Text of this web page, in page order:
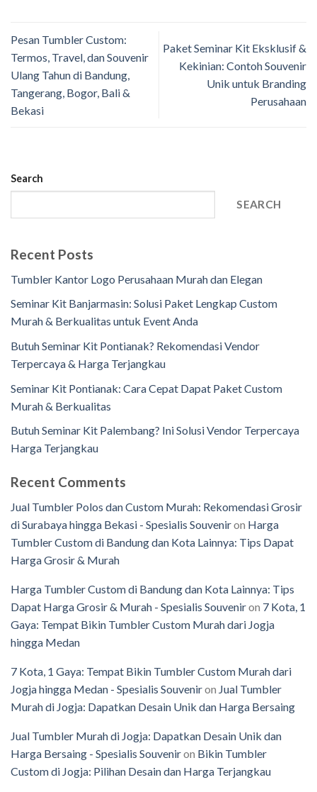
Pesan Tumbler Custom:
Termos, Travel, dan Souvenir
Ulang Tahun di Bandung,
Tangerang, Bogor, Bali &
Bekasi
Paket Seminar Kit Eksklusif &
Kekinian: Contoh Souvenir
Unik untuk Branding
Perusahaan
Search
SEARCH
Recent Posts
Tumbler Kantor Logo Perusahaan Murah dan Elegan
Seminar Kit Banjarmasin: Solusi Paket Lengkap Custom
Murah & Berkualitas untuk Event Anda
Butuh Seminar Kit Pontianak? Rekomendasi Vendor
Terpercaya & Harga Terjangkau
Seminar Kit Pontianak: Cara Cepat Dapat Paket Custom
Murah & Berkualitas
Butuh Seminar Kit Palembang? Ini Solusi Vendor Terpercaya
Harga Terjangkau
Recent Comments
Jual Tumbler Polos dan Custom Murah: Rekomendasi Grosir
di Surabaya hingga Bekasi - Spesialis Souveniron Harga
Tumbler Custom di Bandung dan Kota Lainnya: Tips Dapat
Harga Grosir & Murah
Harga Tumbler Custom di Bandung dan Kota Lainnya: Tips
Dapat Harga Grosir & Murah - Spesialis Souveniron 7 Kota, 1
Gaya: Tempat Bikin Tumbler Custom Murah dari Jogja
hingga Medan
7 Kota, 1 Gaya: Tempat Bikin Tumbler Custom Murah dari
Jogja hingga Medan - Spesialis Souveniron Jual Tumbler
Murah di Jogja: Dapatkan Desain Unik dan Harga Bersaing
Jual Tumbler Murah di Jogja: Dapatkan Desain Unik dan
Harga Bersaing - Spesialis Souveniron Bikin Tumbler
Custom di Jogja: Pilihan Desain dan Harga Terjangkau